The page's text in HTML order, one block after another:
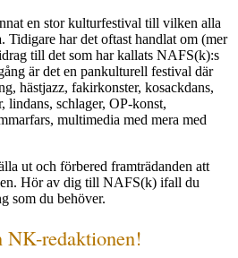
en stor kulturfestival till vilken alla
Tidigare har det oftast handlat om (mer
till det som har kallats NAFS(k):s
är det en pankulturell festival där
hästjazz, fakirkonster, kosackdans,
lindans, schlager, OP-konst,
multimedia med mera med
ut och förbered framträdanden att
Hör av dig till NAFS(k) ifall du
som du behöver.
NK-redaktionen!